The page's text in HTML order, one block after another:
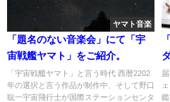
ヤマト音楽
「題名のない音楽会」にて「宇
宙戦艦ヤマト」をご紹介。
「宇宙戦艦ヤマト」と言う時代 西暦2202
年の選択と言う作品が制作中、そして野口
聡一宇宙飛行士が国際ステーションセンタ